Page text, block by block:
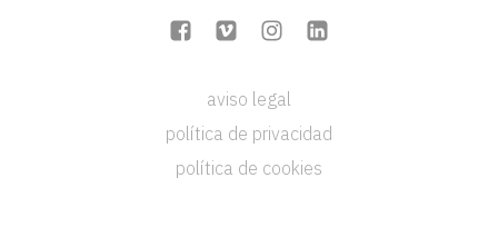
aviso legal
política de privacidad
política de cookies